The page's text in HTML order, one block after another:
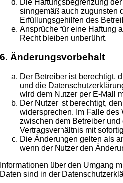
Die Haftungsbegrenzung
sinngemäß auch zugunsten
Erfüllungsgehilfen des
Ansprüche für eine Haftung
Recht bleiben unberührt.
6. Änderungsvorbehalt
Der Betreiber ist berechtigt,
und die
wird dem Nutzer per E-Mail
Der Nutzer ist berechtigt,
widersprechen. Im Falle des
zwischen dem Betreiber
Vertragsverhältnis mit
Die Änderungen gelten als
wenn der Nutzer den
Informationen über den Umgang
Daten sind in der